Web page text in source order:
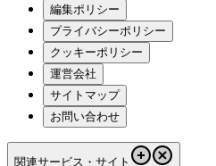
編集ポリシー
プライバシーポリシー
クッキーポリシー
運営会社
サイトマップ
お問い合わせ
関連サービス・サイト